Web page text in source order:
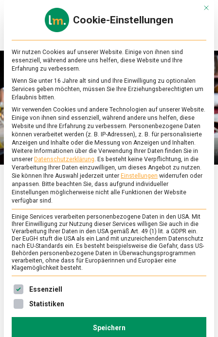
Online-
Magazin
zu
&
Ernährung
ERNÄHRUNG & GESUNDHEIT /FEATURED
Die Deutschen essen an
Heiligabend
Kartoffelsalat mit
Würstchen
14. Dezember 2022
Deutschen
Die Deutschen mögen es in der Advents- und
Mit
Cookie-Einstellungen
Wir nutzen Cookies auf unserer Website. Einige von ihnen sind
essenziell, während andere uns helfen, diese Website und Ihre
Erfahrung zu verbessern.
Wenn Sie unter 16 Jahre alt sind und Ihre Einwilligung zu optionalen
Services geben möchten, müssen Sie Ihre Erziehungsberechtigten um
Erlaubnis bitten.
Wir verwenden Cookies und andere Technologien auf unserer Website.
Einige von ihnen sind essenziell, während andere uns helfen, diese
Website und Ihre Erfahrung zu verbessern. Personenbezogene Daten
können verarbeitet werden (z. B. IP-Adressen), z. B. für personalisierte
Anzeigen und Inhalte oder die Messung von Anzeigen und Inhalten.
Weitere Informationen über die Verwendung Ihrer Daten finden Sie in
unserer Datenschutzerklärung. Es besteht keine Verpflichtung, in die
Verarbeitung Ihrer Daten einzuwilligen, um dieses Angebot zu nutzen.
Sie können Ihre Auswahl jederzeit unter Einstellungen widerrufen oder
anpassen. Bitte beachten Sie, dass aufgrund individueller
Einstellungen möglicherweise nicht alle Funktionen der Website
verfügbar sind.
Einige Services verarbeiten personenbezogene Daten in den USA. Mit
Ihrer Einwilligung zur Nutzung dieser Services willigen Sie auch in die
Verarbeitung Ihrer Daten in den USA gemäß Art. 49 (1) lit. a GDPR ein.
Der EuGH stuft die USA als ein Land mit unzureichendem Datenschutz
nach EU-Standards ein. Es besteht beispielsweise die Gefahr, dass US-
Behörden personenbezogene Daten in Überwachungsprogrammen
verarbeiten, ohne dass für Europäerinnen und Europäer eine
Klagemöglichkeit besteht.
Es folgt eine Liste der Service-Gruppen, für die eine
Essenziell
Statistiken
Speichern